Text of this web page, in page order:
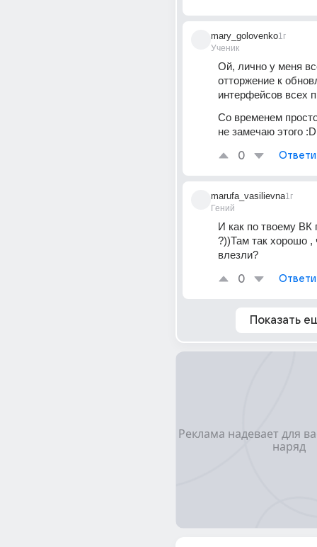
mary_golovenko
Ученик
1г
Ой, лично у меня
отторжение к
интерфейсов всех
Со временем
не замечаю этого :D
0
marufa_vasilievna
Гений
1г
И как по твоему ВК
?))Там так хорошо ,
влезли?
0
Показать